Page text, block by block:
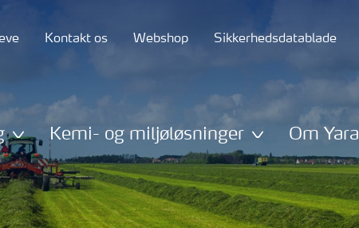
Kontakt os Webshop
Sikkerhedsdatablade
Kemi- og miljøløsninger Om Yara